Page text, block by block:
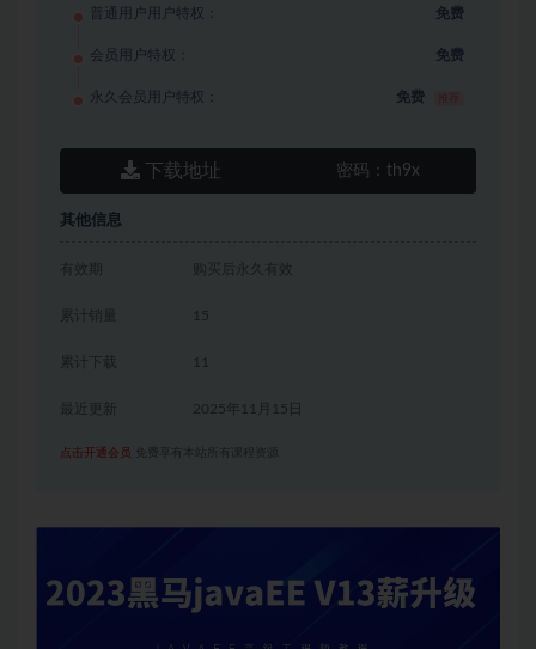
普通用户用户特权： 免费
会员用户特权： 免费
永久会员用户特权： 免费
下载地址 密码：th9x
其他信息
有效期 购买后永久有效
累计销量 15
累计下载 11
2025年11月15日
点击开通会员 免费享有本站所有课程资源